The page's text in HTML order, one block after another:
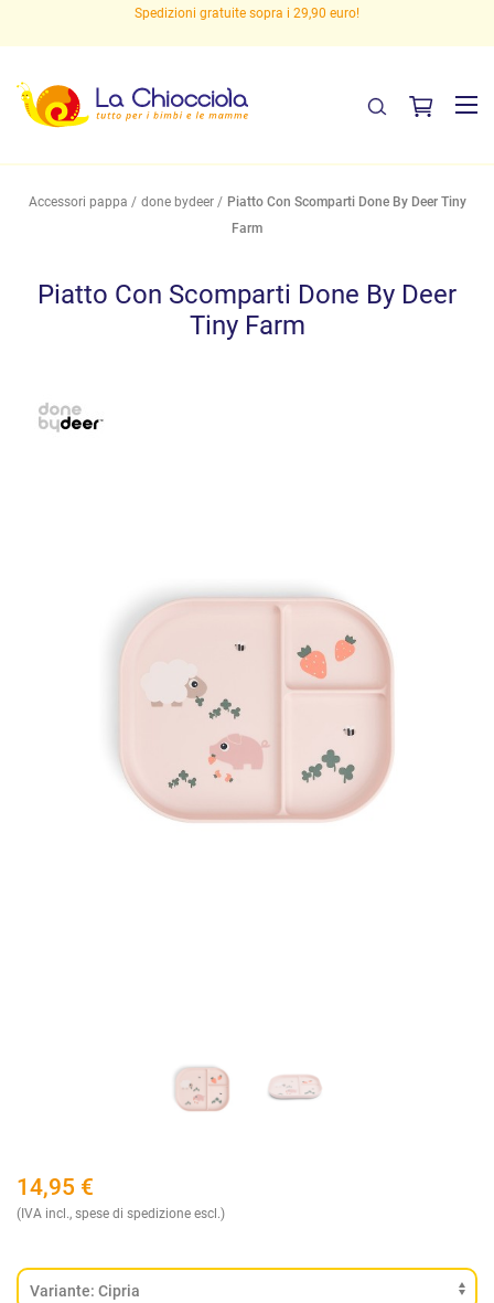
Spedizioni gratuite sopra i 29,90 euro!
Accessori pappa done bydeer
Piatto Con Scomparti Done By Deer Tiny
Farm
Piatto Con Scomparti Done By Deer
Tiny Farm
14,95 €
(IVA incl., spese di spedizione escl.)